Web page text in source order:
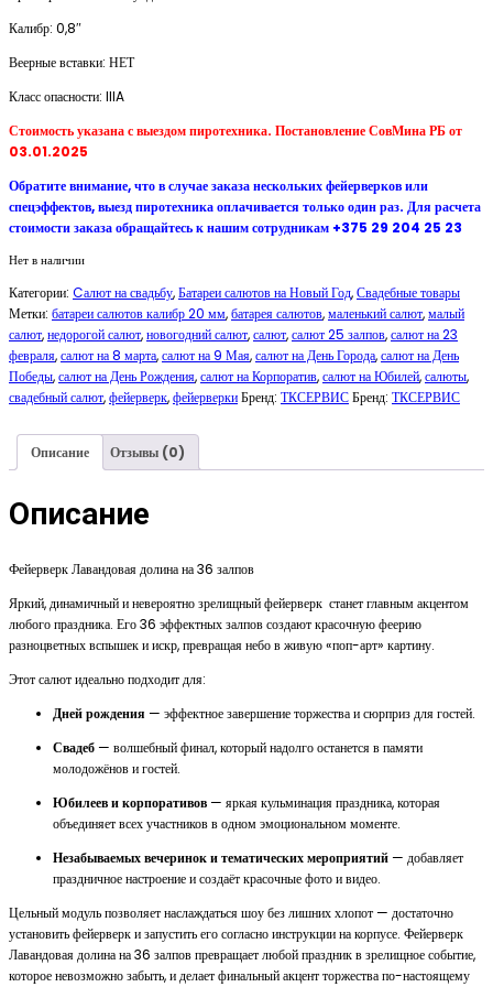
Калибр: 0,8″
Веерные вставки: НЕТ
Класс опасности: IIIA
Стоимость указана с выездом пиротехника. Постановление СовМина РБ от
03.01.2025
Обратите внимание, что в случае заказа нескольких фейерверков или
спецэффектов, выезд пиротехника оплачивается только один раз. Для расчета
стоимости заказа обращайтесь к нашим сотрудникам +375 29 204 25 23
Нет в наличии
Категории: Cалют на свадьбу,Батареи салютов на Новый Год,Свадебные товары
Метки: батареи салютов калибр 20 мм,батарея салютов,маленький салют,малый
салют,недорогой салют,новогодний салют,салют,салют 25 залпов,салют на 23
февраля,салют на 8 марта,салют на 9 Мая,салют на День Города,салют на День
Победы,салют на День Рождения,салют на Корпоратив,салют на Юбилей,салюты,
свадебный салют,фейерверк,фейерверкиБренд: ТКСЕРВИСБренд: ТКСЕРВИС
Описание Отзывы (0)
Описание
Фейерверк Лавандовая долина на 36 залпов
Яркий, динамичный и невероятно зрелищный фейерверк станет главным акцентом
любого праздника. Его 36 эффектных залпов создают красочную феерию
разноцветных вспышек и искр, превращая небо в живую «поп-арт» картину.
Этот салют идеально подходит для:
Дней рождения — эффектное завершение торжества и сюрприз для гостей.
Свадеб— волшебный финал, который надолго останется в памяти
молодожёнов и гостей.
Юбилеев и корпоративов— яркая кульминация праздника, которая
объединяет всех участников в одном эмоциональном моменте.
Незабываемых вечеринок и тематических мероприятий— добавляет
праздничное настроение и создаёт красочные фото и видео.
Цельный модуль позволяет наслаждаться шоу без лишних хлопот — достаточно
установить фейерверк и запустить его согласно инструкции на корпусе. Фейерверк
Лавандовая долина на 36 залпов превращает любой праздник в зрелищное событие,
которое невозможно забыть, и делает финальный акцент торжества по-настоящему